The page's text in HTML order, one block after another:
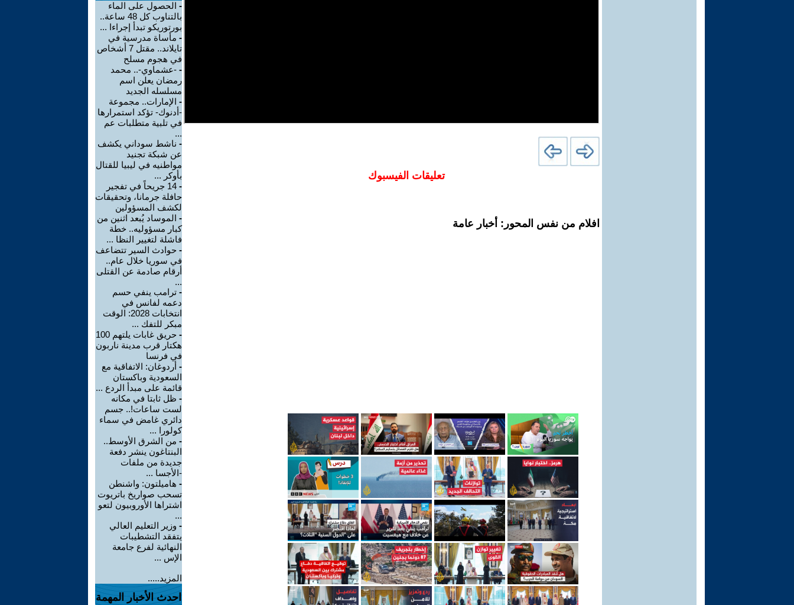
تعليقات الفيسبوك
افلام من نفس المحور: أخبار عامة
- الحصول على الماء
بالتناوب كل 48 ساعة..
بورتوريكو تبدأ إجراءا ...
- مأساة مدرسية في
تايلاند.. مقتل 7 أشخاص
في هجوم مسلح
- -عشماوي-.. محمد
رمضان يعلن اسم
مسلسله الجديد
- الإمارات.. مجموعة
-أدنوك- تؤكد استمرارها
في تلبية متطلبات عم
...
- ناشط سوداني يكشف
عن شبكة تجنيد
مواطنيه في ليبيا للقتال
بأوكر ...
-
14 جريحاً في تفجير
حافلة جرمانا، وتحقيقات
لكشف المسؤولين
- الموساد يُبعد اثنين من
كبار مسؤوليه.. خطة
فاشلة لتغيير النظا ...
- حوادث السير تتضاعف
في سوريا خلال عام..
أرقام صادمة عن القتلى
...
- ترامب ينفي حسم
دعمه لفانس في
انتخابات 2028: الوقت
مبكر للتفك ...
-
حريق غابات يلتهم 100
هكتار قرب مدينة ناربون
في فرنسا
- أردوغان: الاتفاقية مع
السعودية وباكستان
قائمة على مبدأ الردع ...
- ظل ثابتا في مكانه
لست ساعات!.. جسم
دائري غامض في سماء
كولورا ...
- من الشرق الأوسط..
البنتاغون ينشر دفعة
جديدة من ملفات
-الأجسا ...
- هاميلتون: واشنطن
تسحب صواريخ باتريوت
اشتراها الأوروبيون لتعو
...
- وزير التعليم العالي
يتفقد التشطيبات
النهائية لفرع جامعة
الإس ...
المزيد.....
احدث الأخبار المهمة